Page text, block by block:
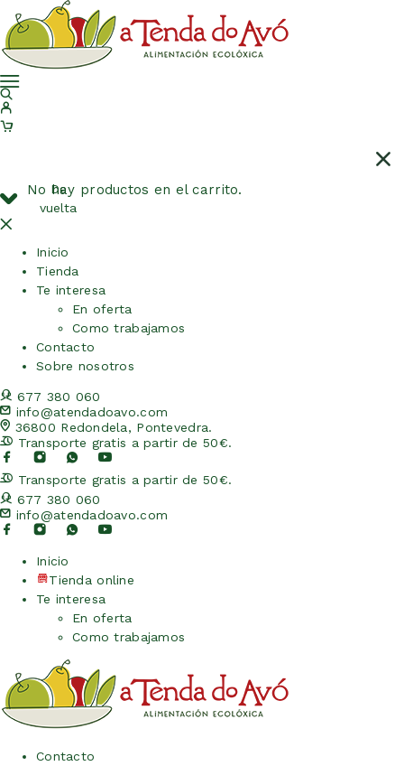
No hay productos en el carrito.
De
vuelta
Inicio
Tienda
Te interesa
En oferta
Como trabajamos
Contacto
Sobre nosotros
677 380 060
info@atendadoavo.com
36800 Redondela, Pontevedra.
Transporte gratis a partir de 50€.
Transporte gratis a partir de 50€.
677 380 060
info@atendadoavo.com
Inicio
Tienda online
Te interesa
En oferta
Como trabajamos
Contacto